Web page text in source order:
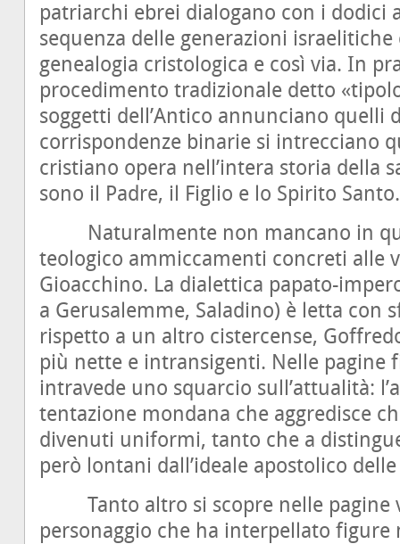
patriarchi ebrei dialogano con i dodici
sequenza delle generazioni
genealogia cristologica e così via. In
procedimento tradizionale detto
soggetti dell’Antico annunciano quelli
corrispondenze binarie si intrecciano
cristiano opera nell’intera storia della
sono il Padre, il Figlio e lo Spirito Santo.
Naturalmente non mancano in
teologico ammiccamenti concreti alle
Gioacchino. La dialettica papato-
a Gerusalemme, Saladino) è letta con
rispetto a un altro cistercense,
più nette e intransigenti. Nelle pagine
intravede uno squarcio sull’attualità:
tentazione mondana che aggredisce
divenuti uniformi, tanto che a
però lontani dall’ideale apostolico
Tanto altro si scopre nelle pagine
personaggio che ha interpellato